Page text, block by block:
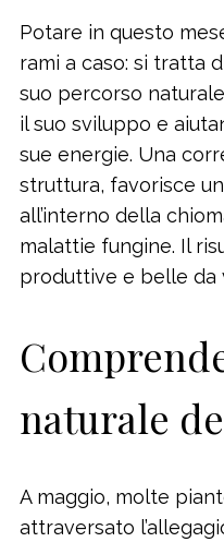
Potare in questo
rami a caso: si tratta
suo percorso
il suo sviluppo e
sue energie. Una
struttura, favorisce
all’interno della
malattie fungine. Il
produttive e belle da
naturale
A maggio, molte
attraversato